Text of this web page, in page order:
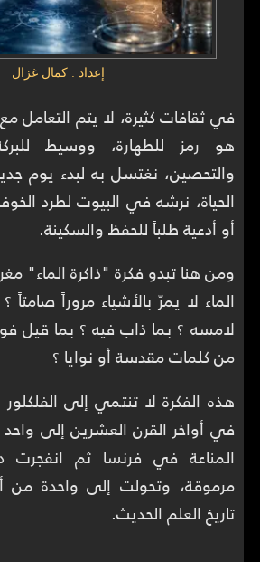
إعداد : كمال غزال
في ثقافات كثيرة، لا يتم التعامل مع
هو رمز للطهارة، ووسيط
والتحصين، نغتسل به لبدء يوم
الحياة، نرشه في البيوت لطرد
أو أدعية طلباً للحفظ والسكينة.
ومن هنا تبدو فكرة "ذاكرة الماء"
الماء لا يمرّ بالأشياء مروراً صامتاً
لامسه ؟ بما ذاب فيه ؟ بما قيل
من كلمات مقدسة أو نوايا ؟
هذه الفكرة لا تنتمي إلى
في أواخر القرن العشرين إلى
المناعة في فرنسا ثم انفجرت
مرموقة، وتحولت إلى واحدة من
تاريخ العلم الحديث.